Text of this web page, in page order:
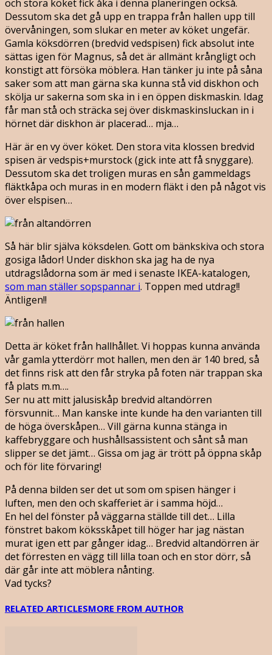
och stora köket fick åka i denna planeringen också.
Dessutom ska det gå upp en trappa från hallen upp till
övervåningen, som slukar en meter av köket ungefär.
Gamla köksdörren (bredvid vedspisen) fick absolut inte
sättas igen för Magnus, så det är allmänt krångligt och
konstigt att försöka möblera. Han tänker ju inte på såna
saker som att man gärna ska kunna stå vid diskhon och
skölja ur sakerna som ska in i en öppen diskmaskin. Idag
får man stå och sträcka sej över diskmaskinsluckan in i
hörnet där diskhon är placerad… mja…
Här är en vy över köket. Den stora vita klossen bredvid
spisen är vedspis+murstock (gick inte att få snyggare).
Dessutom ska det troligen muras en sån gammeldags
fläktkåpa och muras in en modern fläkt i den på något vis
över elspisen…
Så här blir själva köksdelen. Gott om bänkskiva och stora
gosiga lådor! Under diskhon ska jag ha de nya
utdragslådorna som är med i senaste IKEA-katalogen,
som man ställer sopspannar i. Toppen med utdrag!!
Äntligen!!
Detta är köket från hallhållet. Vi hoppas kunna använda
vår gamla ytterdörr mot hallen, men den är 140 bred, så
det finns risk att den får stryka på foten när trappan ska
få plats m.m….
Ser nu att mitt jalusiskåp bredvid altandörren
försvunnit… Man kanske inte kunde ha den varianten till
de höga överskåpen… Vill gärna kunna stänga in
kaffebryggare och hushållsassistent och sånt så man
slipper se det jämt… Gissa om jag är trött på öppna skåp
och för lite förvaring!
På denna bilden ser det ut som om spisen hänger i
luften, men den och skafferiet är i samma höjd…
En hel del fönster på väggarna ställde till det… Lilla
fönstret bakom köksskåpet till höger har jag nästan
murat igen ett par gånger idag… Bredvid altandörren är
det förresten en vägg till lilla toan och en stor dörr, så
där går inte att möblera nånting.
Vad tycks?
RELATED ARTICLESMORE FROM AUTHOR